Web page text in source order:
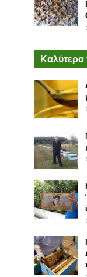
Καλύτερα